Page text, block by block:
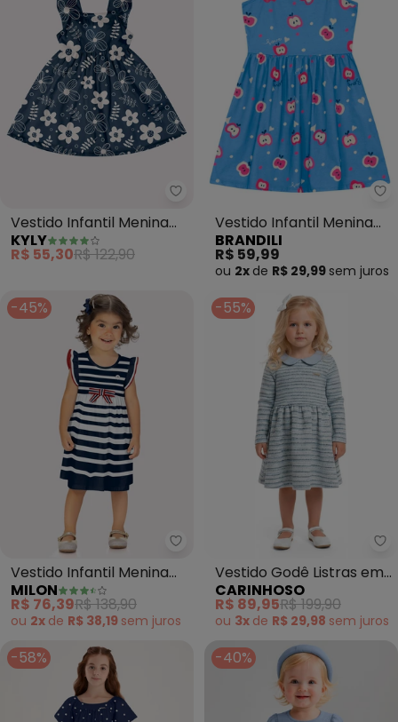
Kyly - Vestido Infantil Menina
Vestido Infantil Menina
Flores (Azul Marinho)
KYLY
R$ 55,30R$ 122,90
Vestido Infantil Menina
em Meia Malha (Azul)
BRANDILI
R$ 59,99
ou 2x de R$ 29,99 sem juros
-45%
Milon - Vestido Infantil Menina
Vestido Infantil Menina
Listrado (Azul Marinho)
MILON
R$ 76,39R$ 138,90
ou 2x de R$ 38,19 sem juros
-55%
Vestido Godê Listras em
Tweed Lurex (Azul)
CARINHOSO
R$ 89,95R$ 199,90
ou 3x de R$ 29,98 sem juros
-58% -40%